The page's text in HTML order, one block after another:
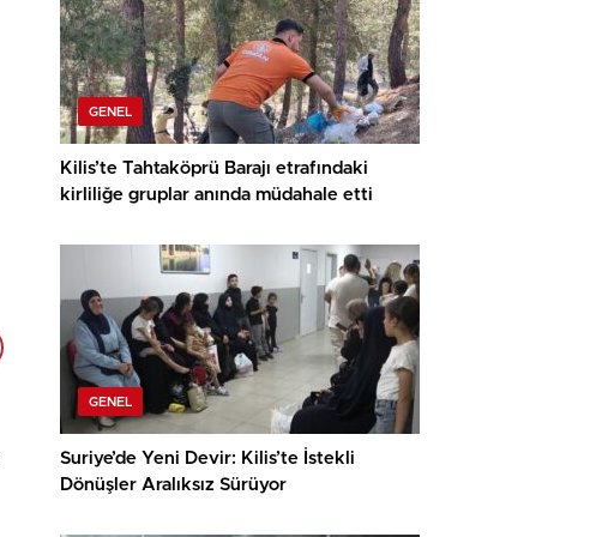
GENEL
Kilis’te Tahtaköprü Barajı etrafındaki
kirliliğe gruplar anında müdahale etti
GENEL
Suriye’de Yeni Devir: Kilis’te İstekli
Dönüşler Aralıksız Sürüyor